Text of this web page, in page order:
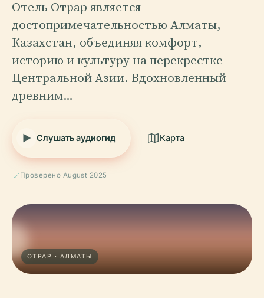
Отель Отрар является
достопримечательностью Алматы,
Казахстан, объединяя комфорт,
историю и культуру на перекрестке
Центральной Азии. Вдохновленный
древним…
Слушать аудиогид Карта
Проверено August 2025
ОТРАР · АЛМАТЫ